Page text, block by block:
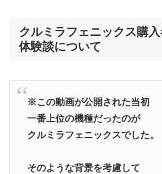
クルミラフェニックス購
体験談について
※この動画が公開された当初
一番上位の機種だったのが
クルミラフェニックスでした。
そのような背景を考慮して